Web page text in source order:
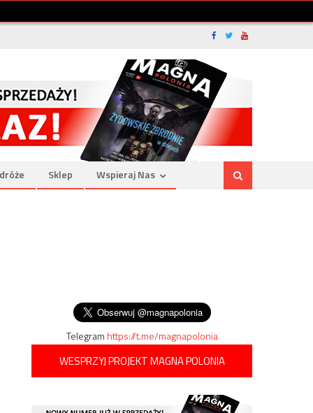
Sklep Wspieraj Nas
Telegramhttps://t.me/magnapolonia
WESPRZYJ PROJEKT MAGNA POLONIA